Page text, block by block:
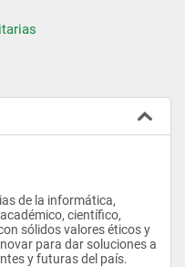
científico,
sólidos valores éticos y
para dar soluciones a
y futuras del país.